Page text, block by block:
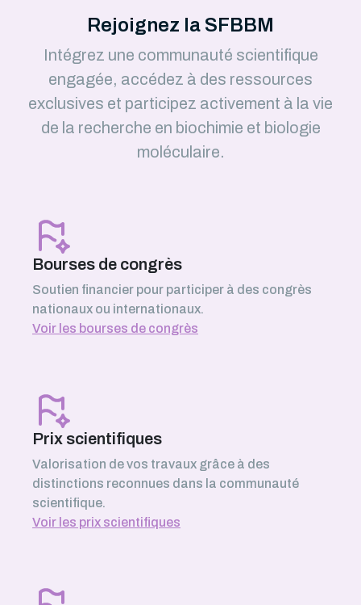
Rejoignez la SFBBM
Intégrez une communauté scientifique
engagée, accédez à des ressources
exclusives et participez activement à la vie
de la recherche en biochimie et biologie
moléculaire.
Bourses de congrès
Soutien financier pour participer à des congrès
nationaux ou internationaux.
Voir les bourses de congrès
Prix scientifiques
Valorisation de vos travaux grâce à des
distinctions reconnues dans la communauté
scientifique.
Voir les prix scientifiques